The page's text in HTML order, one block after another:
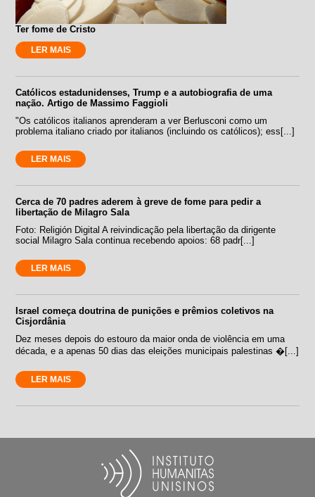
Ter fome de Cristo
LER MAIS
Católicos estadunidenses, Trump e a autobiografia de uma
nação. Artigo de Massimo Faggioli
"Os católicos italianos aprenderam a ver Berlusconi como um
problema italiano criado por italianos (incluindo os católicos); ess[...]
LER MAIS
Cerca de 70 padres aderem à greve de fome para pedir a
libertação de Milagro Sala
Foto: Religión Digital A reivindicação pela libertação da dirigente
social Milagro Sala continua recebendo apoios: 68 padr[...]
LER MAIS
Israel começa doutrina de punições e prêmios coletivos na
Cisjordânia
Dez meses depois do estouro da maior onda de violência em uma
década, e a apenas 50 dias das eleições municipais palestinas �[...]
LER MAIS